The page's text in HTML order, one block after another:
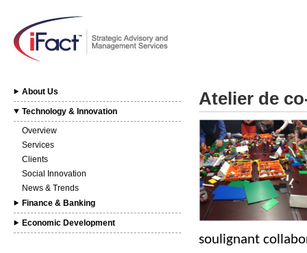
About Us
Technology & Innovation
Overview
Services
Clients
Social Innovation
News & Trends
Finance & Banking
Economic Development
Atelier de
soulignant